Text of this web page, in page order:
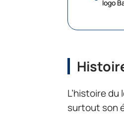
logo
L’histoire
surtout son